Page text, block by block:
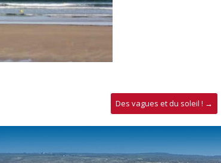
Des vagues et du soleil ! →